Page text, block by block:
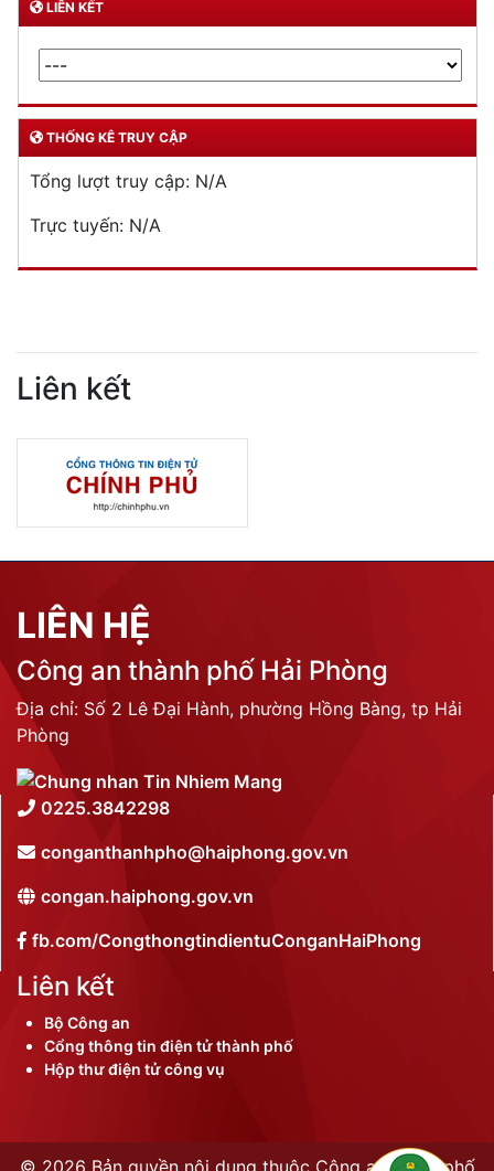
LIÊN KẾT
THỐNG KÊ TRUY CẬP
Tổng lượt truy cập: N/A
Trực tuyến: N/A
Liên kết
LIÊN HỆ
Công an thành phố Hải Phòng
Địa chỉ: Số 2 Lê Đại Hành, phường Hồng Bàng, tp Hải
Phòng
0225.3842298
conganthanhpho@haiphong.gov.vn
congan.haiphong.gov.vn
fb.com/CongthongtindientuConganHaiPhong
Liên kết
Bộ Công an
Cổng thông tin điện tử thành phố
Hộp thư điện tử công vụ
© 2026 Bản quyền nội dung thuộc Công an thành phố